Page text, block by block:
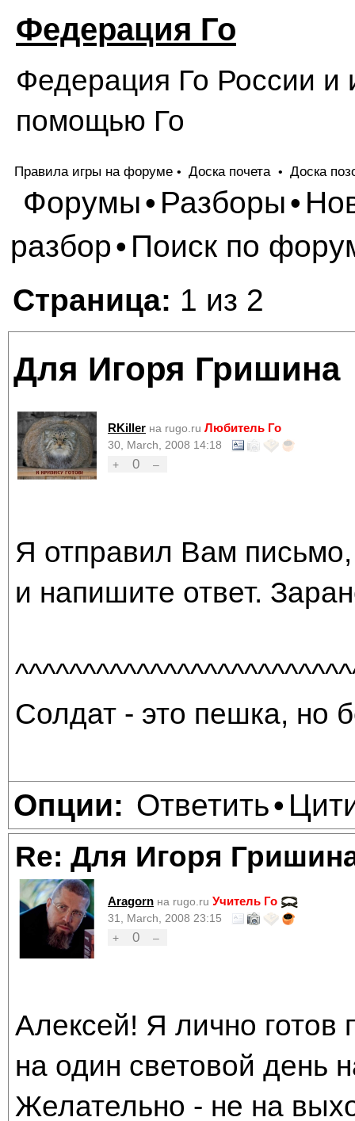
Федерация Го
Федерация Го России и
помощью Го
Правила игры на форуме • Доска почета • Доска
Форумы• Разборы•
разбор• Поиск по
Страница: 1 из 2
Для Игоря Гришина
RKiller на rugo.ru Любитель Го
30, March, 2008 14:18
+
0 –
Я отправил Вам
и напишите ответ.
Солдат - это пешка, но
Опции: Ответить•
Re: Для Игоря
Aragorn на rugo.ru Учитель Го
31, March, 2008 23:15
+
0 –
Алексей! Я лично готов
на один световой день
Желательно - не на